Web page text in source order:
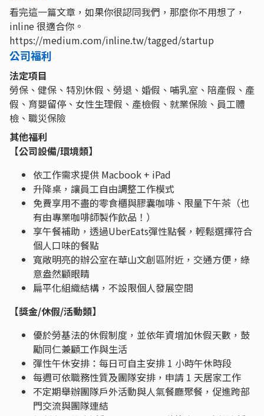
看完這一篇文章，如果你很認同我們，那麼你不用想了，
inline 很適合你。
https://medium.com/inline.tw/tagged/startup
公司福利
法定項目
勞保、健保、特別休假、勞退、婚假、哺乳室、陪產假、產
假、育嬰留停、女性生理假、產檢假、就業保險、員工體
檢、職災保險
其他福利
【公司設備/環境類】
依工作需求提供 Macbook + iPad
升降桌，讓員工自由調整工作模式
免費享用不盡的零食櫃與膠囊咖啡、限量下午茶（也
有由專業咖啡師製作飲品！）
享午餐補助，透過UberEats彈性點餐，輕鬆選擇符合
個人口味的餐點
寬敞明亮的辦公室在華山文創區附近，交通方便，綠
意盎然顧眼睛
扁平化組織結構，不設限個人發展空間
【獎金/休假/活動類】
優於勞基法的休假制度，並依年資增加休假天數，鼓
勵同仁兼顧工作與生活
彈性午休安排：每日可自主安排 1 小時午休時段
每週可依職務性質及團隊安排，申請 1 天居家工作
不定期舉辦團隊戶外活動與人氣餐廳聚餐，促進跨部
門交流與團隊連結